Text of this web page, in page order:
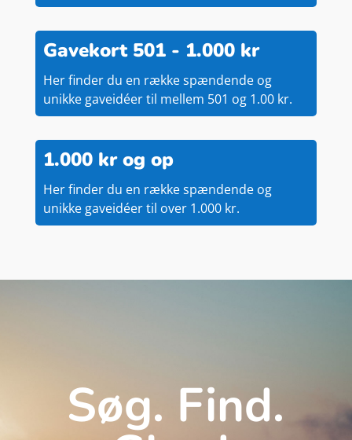
Gavekort 501 - 1.000 kr
Her finder du en række spændende og
unikke gaveidéer til mellem 501 og 1.00 kr.
1.000 kr og op
Her finder du en række spændende og
unikke gaveidéer til over 1.000 kr.
Søg. Find.